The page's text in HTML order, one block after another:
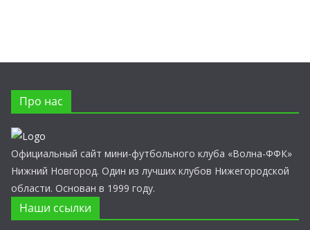
Про нас
Официальный сайт мини-футбольного клуба «Волна-ФФК»
Нижний Новгород. Один из лучших клубов Нижегородской
области. Основан в 1999 году.
Наши ссылки